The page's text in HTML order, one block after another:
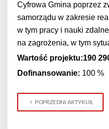
Cyfrowa Gmina poprzez
samorządu w zakresie
w tym pracy i nauki
na zagrożenia, w tym
Wartość projektu:190
Dofinansowanie: 100 %
POPRZEDNI ARTYKUŁ